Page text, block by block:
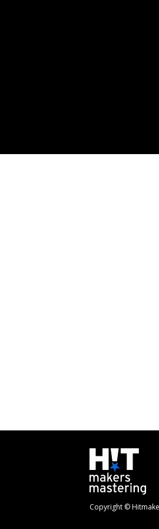
Copyright ©